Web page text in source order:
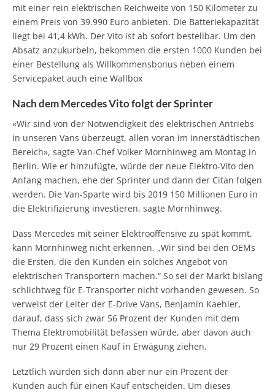
mit einer rein elektrischen Reichweite von 150 Kilometer zu
einem Preis von 39.990 Euro anbieten. Die Batteriekapazität
liegt bei 41,4 kWh. Der Vito ist ab sofort bestellbar. Um den
Absatz anzukurbeln, bekommen die ersten 1000 Kunden bei
einer Bestellung als Willkommensbonus neben einem
Servicepaket auch eine Wallbox
Nach dem Mercedes Vito folgt der Sprinter
«Wir sind von der Notwendigkeit des elektrischen Antriebs
in unseren Vans überzeugt, allen voran im innerstädtischen
Bereich», sagte Van-Chef Volker Mornhinweg am Montag in
Berlin. Wie er hinzufügte, würde der neue Elektro-Vito den
Anfang machen, ehe der Sprinter und dann der Citan folgen
werden. Die Van-Sparte wird bis 2019 150 Millionen Euro in
die Elektrifizierung investieren, sagte Mornhinweg.
Dass Mercedes mit seiner Elektrooffensive zu spät kommt,
kann Mornhinweg nicht erkennen. „Wir sind bei den OEMs
die Ersten, die den Kunden ein solches Angebot von
elektrischen Transportern machen.“ So sei der Markt bislang
schlichtweg für E-Transporter nicht vorhanden gewesen. So
verweist der Leiter der E-Drive Vans, Benjamin Kaehler,
darauf, dass sich zwar 56 Prozent der Kunden mit dem
Thema Elektromobilität befassen würde, aber davon auch
nur 29 Prozent einen Kauf in Erwägung ziehen.
Letztlich würden sich dann aber nur ein Prozent der
Kunden auch für einen Kauf entscheiden. Um dieses